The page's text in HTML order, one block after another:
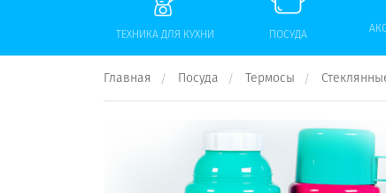
ТЕХНИКА ДЛЯ КУХНИ ПОСУДА
Главная Посуда Термосы